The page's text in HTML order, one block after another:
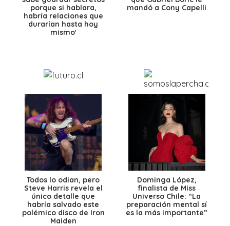
porque si hablara,
habría relaciones que
durarían hasta hoy
mismo'
mandó a Cony Capelli
Todos lo odian, pero
Steve Harris revela el
único detalle que
habría salvado este
polémico disco de Iron
Maiden
Dominga López,
finalista de Miss
Universo Chile: “La
preparación mental sí
es la más importante”